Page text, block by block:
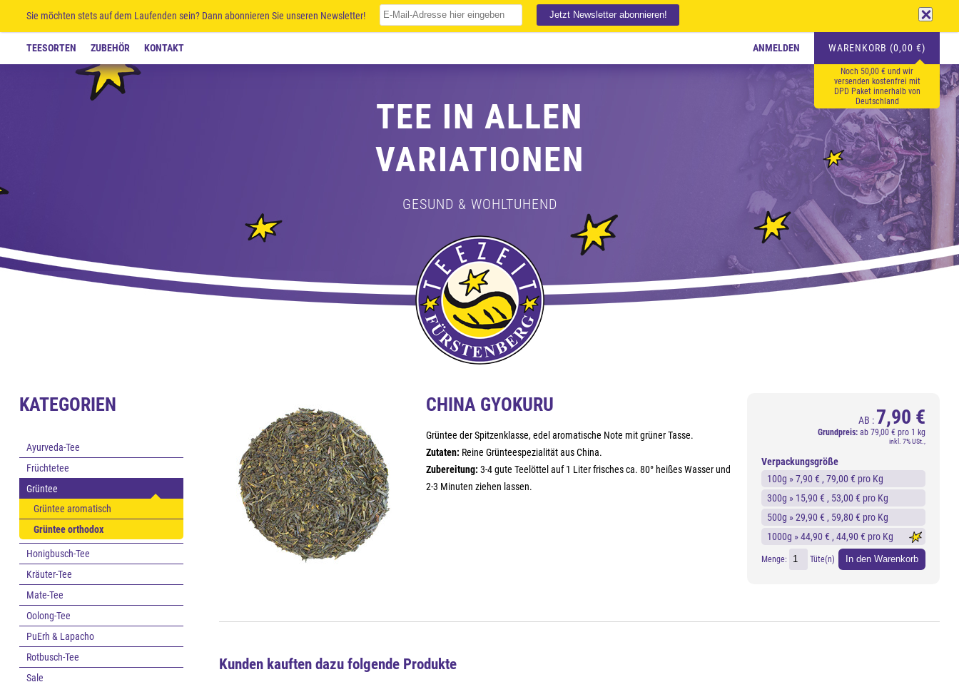
Sie möchten stets auf dem Laufenden sein? Dann abonnieren Sie unseren Newsletter!
TEESORTEN ZUBEHÖR KONTAKT ANMELDEN WARENKORB (0,00 €)
Noch 50,00 € und wir
versenden kostenfrei mit
DPD Paket innerhalb von
Deutschland
TEE IN ALLEN
VARIATIONEN
GESUND & WOHLTUHEND
KATEGORIEN
Ayurveda-Tee
Früchtetee
Grüntee
Grüntee aromatisch
Grüntee orthodox
Honigbusch-Tee
Kräuter-Tee
Mate-Tee
Oolong-Tee
PuErh & Lapacho
Rotbusch-Tee
Sale
CHINA GYOKURU
Grüntee der Spitzenklasse, edel aromatische Note mit grüner Tasse.
Zutaten: Reine Grünteespezialität aus China.
Zubereitung: 3-4 gute Teelöttel auf 1 Liter frisches ca. 80° heißes Wasser und
2-3 Minuten ziehen lassen.
AB : 7,90 €
Grundpreis: ab 79,00 € pro 1 kg
inkl. 7% USt.,
Verpackungsgröße
100g »7,90 € , 79,00 € pro Kg
300g » 15,90 € , 53,00 € pro Kg
500g »29,90 € , 59,80 € pro Kg
1000g »44,90 € , 44,90 € pro Kg
Menge: Tüte(n) In den Warenkorb
Kunden kauften dazu folgende Produkte